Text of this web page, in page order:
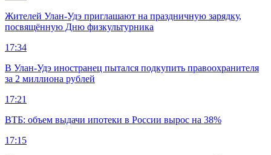
Жителей Улан-Удэ приглашают на праздничную зарядку,
посвящённую Дню физкультурника
17:34
В Улан-Удэ иностранец пытался подкупить правоохранителя
за 2 миллиона рублей
17:21
ВТБ: объем выдачи ипотеки в России вырос на 38%
17:15